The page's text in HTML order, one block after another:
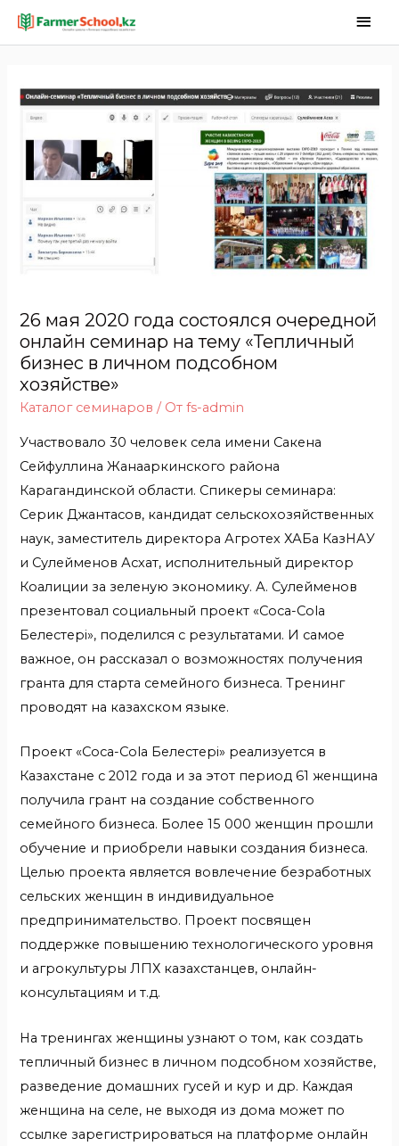
26 мая 2020 года состоялся очередной
онлайн семинар на тему «Тепличный
бизнес в личном подсобном
хозяйстве»
Каталог семинаров / От fs-admin
Участвовало 30 человек села имени Сакена
Сейфуллина Жанааркинского района
Карагандинской области. Спикеры семинара:
Серик Джантасов, кандидат сельскохозяйственных
наук, заместитель директора Агротех ХАБа КазНАУ
и Сулейменов Асхат, исполнительный директор
Коалиции за зеленую экономику. А. Сулейменов
презентовал социальный проект «Coca-Cola
Белестері», поделился с результатами. И самое
важное, он рассказал о возможностях получения
гранта для старта семейного бизнеса. Тренинг
проводят на казахском языке.
Проект «Coca-Cola Белестері» реализуется в
Казахстане с 2012 года и за этот период 61 женщина
получила грант на создание собственного
семейного бизнеса. Более 15 000 женщин прошли
обучение и приобрели навыки создания бизнеса.
Целью проекта является вовлечение безработных
сельских женщин в индивидуальное
предпринимательство. Проект посвящен
поддержке повышению технологического уровня
и агрокультуры ЛПХ казахстанцев, онлайн-
консультациям и т.д.
На тренингах женщины узнают о том, как создать
тепличный бизнес в личном подсобном хозяйстве,
разведение домашних гусей и кур и др. Каждая
женщина на селе, не выходя из дома может по
ссылке зарегистрироваться на платформе онлайн